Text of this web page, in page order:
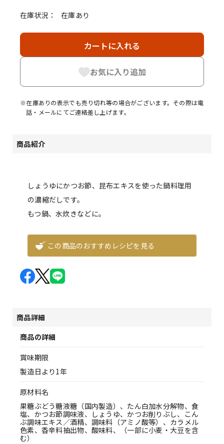
在庫状況 在庫あり
カートに入れる
お気に入り追加
※在庫ありの表示でも売り切れ等の場合がございます。その際は電
話・メールにてご連絡差し上げます。
商品紹介
しょうゆにかつお節、昆布エキスを使った鍋料理用
の濃縮だしです。
もつ鍋、水炊きなどに。
この商品のおすすめレシピを見る
商品詳細
商品の詳細
賞味期限
製造日より1年
原材料名
果糖ぶどう糖液糖（国内製造）、たん白加水分解物、食
塩、かつお節調味液、しょうゆ、かつお削りぶし、こん
ぶ調味エキス／酒精、調味料（アミノ酸等）、カラメル
色素、香辛料抽出物、酸味料、（一部に小麦・大豆を含
む）